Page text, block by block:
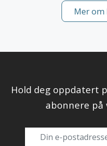
Mer om
Hold deg oppdatert
abonnere på